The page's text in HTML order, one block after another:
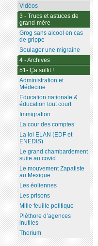
Vidéos
3 - Trucs et astuces de
grand-mère
Grog sans alcool en cas
de grippe
Soulager une migraine
4 - Archives
51- Ça suffit !
Administration et
Médecine
Education nationale &
éducation tout court
Immigration
La cour des comptes
La loi ELAN (EDF et
ENEDIS)
Le grand chambardement
suite au covid
Le mouvement Zapatiste
au Mexique
Les éoliennes
Les prisons
Mille feuille politique
Pléthore d’agences
inutiles
Thorium